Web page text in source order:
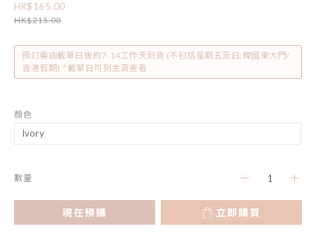
HK$165.00
HK$215.00
預訂需由截單日後約7-14工作天到貨 (不包括星期五至日,韓國東大門/
香港假期) ^截單日可到主頁查看
顏色
數量
現在預購 立即購買